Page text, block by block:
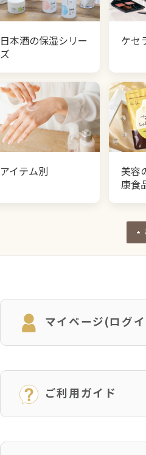
日本酒の保湿シリー
ズ
ケセ
アイテム別
美容
康食
マイページ(ログ
ご利用ガイド